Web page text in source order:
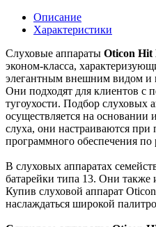
Описание
Характеристики
Слуховые аппараты Oticon Hit
эконом-класса,
элегантным внешним видом и
Они подходят для клиентов с
тугоухости. Подбор слуховых
осуществляется на основании
слуха, они настраиваются
программного обеспечения по
В слуховых аппаратах
батарейки типа 13. Они
Купив слуховой аппарат
наслаждаться широкой